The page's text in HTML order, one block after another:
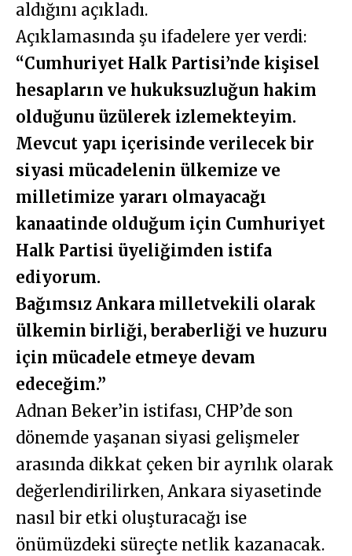
aldığını açıkladı.
Açıklamasında şu ifadelere yer verdi:
“Cumhuriyet Halk Partisi’nde kişisel
hesapların ve hukuksuzluğun hakim
olduğunu üzülerek izlemekteyim.
Mevcut yapı içerisinde verilecek bir
siyasi mücadelenin ülkemize ve
milletimize yararı olmayacağı
kanaatinde olduğum için Cumhuriyet
Halk Partisi üyeliğimden istifa
ediyorum.
Bağımsız Ankara milletvekili olarak
ülkemin birliği, beraberliği ve huzuru
için mücadele etmeye devam
edeceğim.”
Adnan Beker’in istifası, CHP’de son
dönemde yaşanan siyasi gelişmeler
arasında dikkat çeken bir ayrılık olarak
değerlendirilirken, Ankara siyasetinde
nasıl bir etki oluşturacağı ise
önümüzdeki süreçte netlik kazanacak.